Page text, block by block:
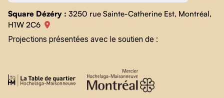
Square Dézéry : 3250 rue Sainte-Catherine Est, Montréal,
H1W 2C6
Projections présentées avec le soutien de :